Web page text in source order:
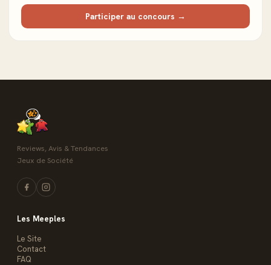
Participer au concours →
Reviews, Avis & Tendances
Jeux de Société
Les Meeples
Le Site
Contact
FAQ